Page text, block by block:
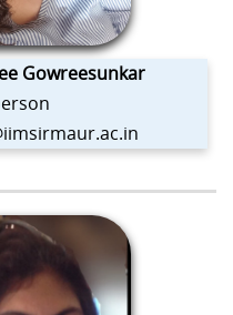
Gowreesunkar